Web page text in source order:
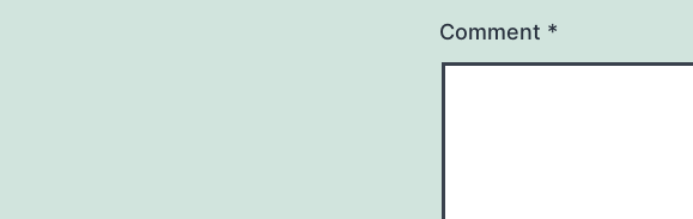
Comment *